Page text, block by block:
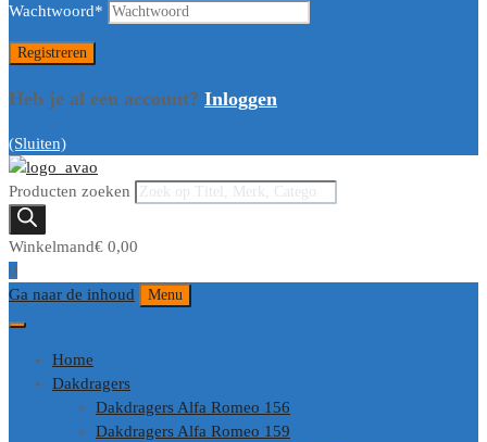
Wachtwoord*
Heb je al een account? Inloggen
(Sluiten)
Producten zoeken
Winkelmand€ 0,00
0
Ga naar de inhoud
Menu
Home
Dakdragers
Dakdragers Alfa Romeo 156
Dakdragers Alfa Romeo 159